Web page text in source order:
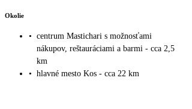
Okolie
• centrum Mastichari s možnosťami
nákupov, reštauráciami a barmi - cca 2,5
km
• hlavné mesto Kos - cca 22 km